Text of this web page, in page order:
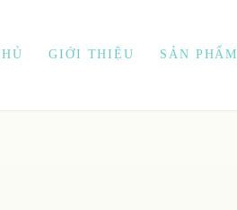
GIỚI THIỆU SẢN PHẨM
GIỚI THIỆU